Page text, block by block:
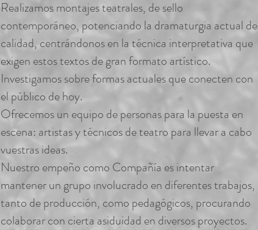
Realizamos montajes teatrales, de sello
contemporáneo, potenciando la dramaturgia actual de
calidad, centrándonos en la técnica interpretativa que
exigen estos textos de gran formato artístico.
Investigamos sobre formas actuales que conecten con
el público de hoy.
Ofrecemos un equipo de personas para la puesta en
escena: artistas y técnicos de teatro para llevar a cabo
vuestras ideas.
Nuestro empeño como Compañía es intentar
mantener un grupo involucrado en diferentes trabajos,
tanto de producción, como pedagógicos, procurando
colaborar con cierta asiduidad en diversos proyectos.